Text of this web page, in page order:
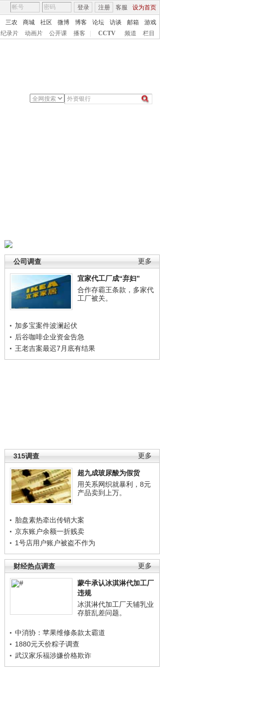
客服 设为首页
登录 注册
三农 商城 社区 微博 博客 论坛 访谈 邮箱
游戏
纪录片 动画片 公开课 播客 CCTV 频道 栏目
更多
公司调查
宜家代工厂成“弃妇”
合作存霸王条款，多家代
工厂被关。
加多宝案件波澜起伏
后谷咖啡企业资金告急
王老吉案最迟7月底有结果
更多
315调查
超九成玻尿酸为假货
用关系网织就暴利，8元
产品卖到上万。
胎盘素热牵出传销大案
京东账户余额一折贱卖
1号店用户账户被盗不作为
更多
财经热点调查
蒙牛承认冰淇淋代加工厂
违规
冰淇淋代加工厂天辅乳业
存脏乱差问题。
中消协：苹果维修条款太霸道
1880元天价粽子调查
武汉家乐福涉嫌价格欺诈